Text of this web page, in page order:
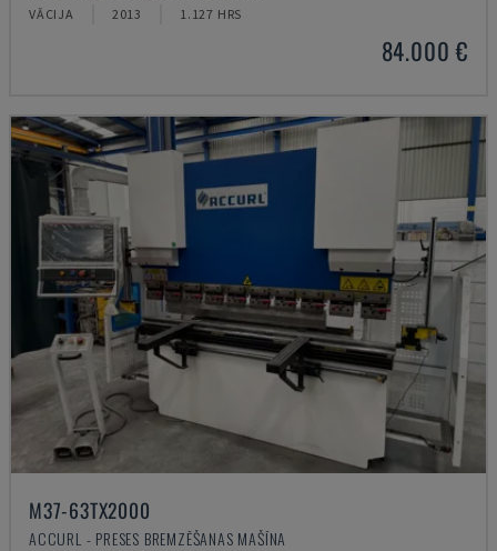
VĀCIJA 2013 1.127 HRS
84.000 €
M37-63TX2000
ACCURL - PRESES BREMZĒŠANAS MAŠĪNA